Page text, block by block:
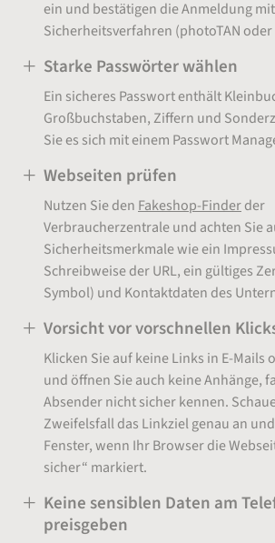
ein und bestätigen die Anmeldung
Sicherheitsverfahren (photoTAN oder
Starke Passwörter wählen
Ein sicheres Passwort enthält
Großbuchstaben, Ziffern und
Sie es sich mit einem Passwort
Webseiten prüfen
Nutzen Sie den Fakeshop-Finderder
Verbraucherzentrale und achten Sie
Sicherheitsmerkmale wie ein
Schreibweise der URL, ein gültiges
Symbol) und Kontaktdaten des
Vorsicht vor vorschnellen
Klicken Sie auf keine Links in E-Mails
und öffnen Sie auch keine Anhänge,
Absender nicht sicher kennen.
Zweifelsfall das Linkziel genau an
Fenster, wenn Ihr Browser die
sicher“ markiert.
Keine sensiblen Daten am
preisgeben